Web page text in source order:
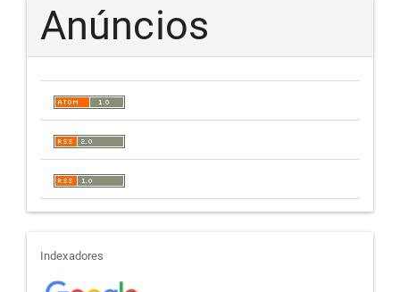
Anúncios
indexadores
Indexadores